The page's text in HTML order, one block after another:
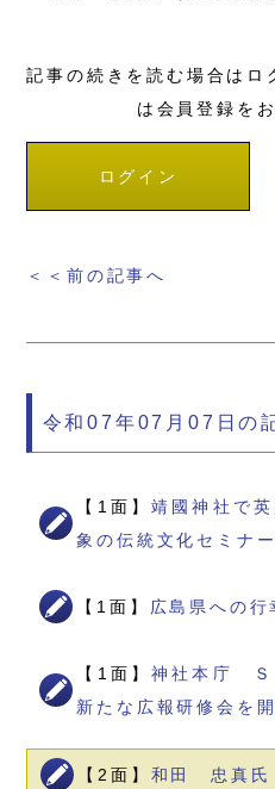
記事の続きを読む場合はロ
は会員登録を
ログイン
＜＜前の記事へ
令和07年07月07日の
【1面】靖國神社で
象の伝統文化セミナ
【1面】 広島県への
【1面】神社本庁 Ｓ
新たな広報研修会を
【2面】 和田 忠真氏